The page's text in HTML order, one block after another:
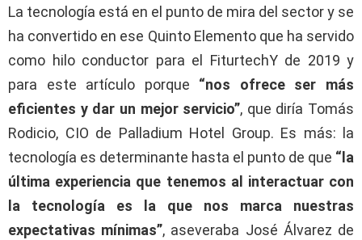
La tecnología está en el punto de mira del sector y se
ha convertido en ese Quinto Elemento que ha servido
como hilo conductor para el FiturtechY de 2019 y
para este artículo porque “nos ofrece ser más
eficientes y dar un mejor servicio”, que diría Tomás
Rodicio, CIO de Palladium Hotel Group. Es más: la
tecnología es determinante hasta el punto de que “la
última experiencia que tenemos al interactuar con
la tecnología es la que nos marca nuestras
expectativas mínimas”, aseveraba José Álvarez de